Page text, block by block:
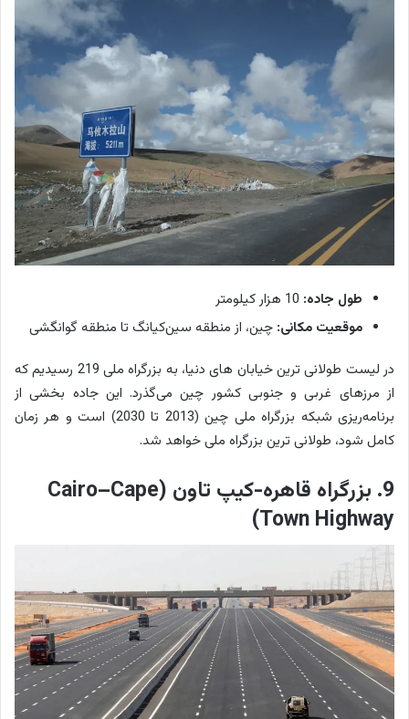
طول جاده:
موقعیت مکانی: چین، از منطقه سین‌کیانگ تا منطقه گوانگشی
در لیست طولانی ترین خیابان های دنیا، به بزرگراه ملی 219 رسیدیم که
از مرزهای غربی و جنوبی کشور چین می‌گذرد. این جاده بخشی از
برنامه‌ریزی شبکه بزرگراه ملی چین (2013 تا 2030) است و هر زمان
کامل شود، طولانی ترین بزرگراه ملی خواهد شد.
9. بزرگراه قاهره-کیپ تاون (Cairo–Cape
Town Highway)